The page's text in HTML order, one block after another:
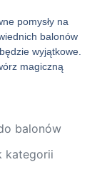
pomysły na
balonów
wyjątkowe.
magiczną
balonów
kategorii